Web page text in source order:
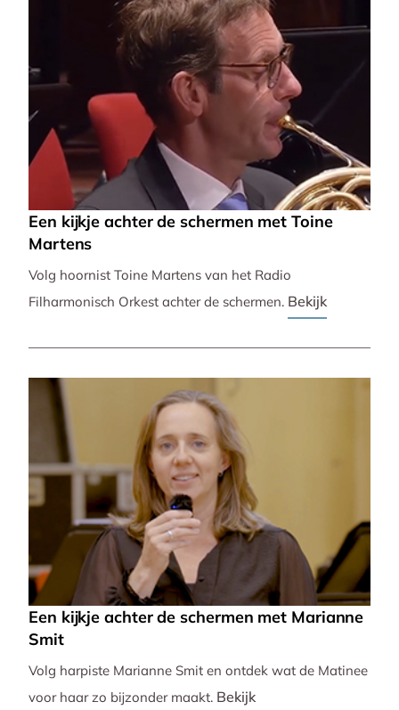
Een kijkje achter de schermen met Toine
Martens
Volg hoornist Toine Martens van het Radio
Filharmonisch Orkest achter de schermen. Bekijk
Een kijkje achter de schermen met Marianne
Smit
Volg harpiste Marianne Smit en ontdek wat de Matinee
voor haar zo bijzonder maakt. Bekijk